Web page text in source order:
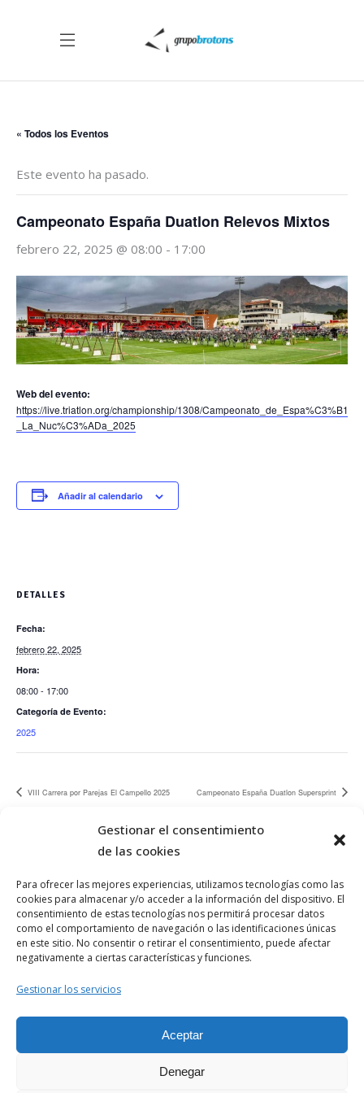
Gestionar el consentimiento
de las cookies
Para ofrecer las mejores experiencias, utilizamos tecnologías como las
cookies para almacenar y/o acceder a la información del dispositivo. El
consentimiento de estas tecnologías nos permitirá procesar datos
como el comportamiento de navegación o las identificaciones únicas
en este sitio. No consentir o retirar el consentimiento, puede afectar
negativamente a ciertas características y funciones.
Gestionar los servicios
Aceptar
Denegar
« Todos los Eventos
Este evento ha pasado.
Campeonato España Duatlon Relevos Mixtos
febrero 22, 2025 @ 08:00 - 17:00
Web del evento:
https://live.triatlon.org/championship/1308/
_La_Nuc%C3%ADa_2025
Añadir al calendario
DETALLES
Fecha:
febrero 22, 2025
Hora:
08:00 - 17:00
Categoría de Evento:
2025
VIII Carrera por Parejas El Campello 2025 Campeonato España Duatlon Supersprint
Política de Privacidad
Politica de Cookies
© 1982-2023 Todos los derechos